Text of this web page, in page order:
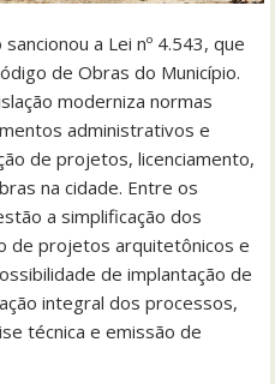
a Lei nº 4.543, que
de Obras do Município.
moderniza normas
administrativos e
de projetos, licenciamento,
na cidade. Entre os
a simplificação dos
de projetos arquitetônicos e
de implantação de
integral dos processos,
técnica e emissão de